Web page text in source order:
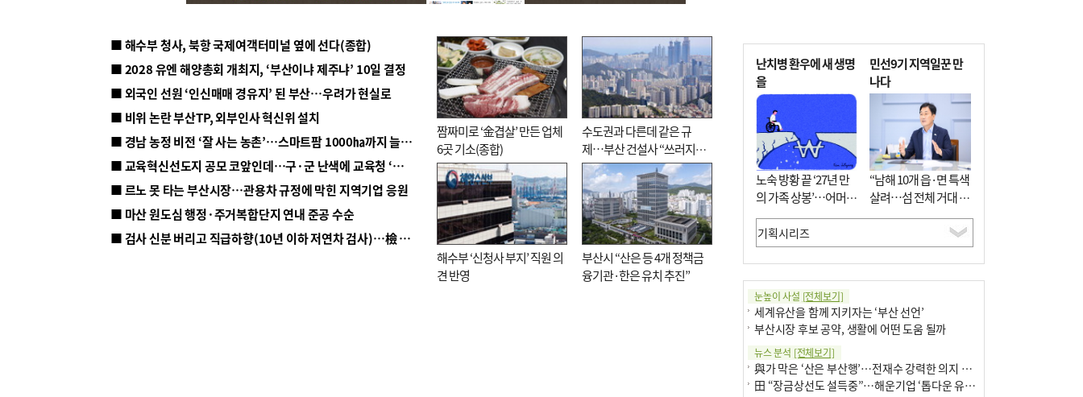
■ 해수부 청사, 북항 국제여객터미널 옆에 선다(종합)
■ 2028 유엔 해양총회 개최지, ‘부산이냐 제주냐’ 10일 결정
■ 외국인 선원 ‘인신매매 경유지’ 된 부산…우려가 현실로
■ 비위 논란 부산TP, 외부인사 혁신위 설치
■ 경남 농정 비전 ‘잘 사는 농촌’…스마트팜 1000㏊까지 늘린다
■ 교육혁신선도지 공모 코앞인데…구·군 난색에 교육청 ‘쩔쩔’
■ 르노 못 타는 부산시장…관용차 규정에 막힌 지역기업 응원
■ 마산 원도심 행정·주거복합단지 연내 준공 수순
■ 검사 신분 버리고 직급하향(10년 이하 저연차 검사)…檢 중수청행 기피
짬짜미로 ‘金겹살’ 만든 업체
6곳 기소(종합)
수도권과 다른데 같은 규
제…부산 건설사 “쓰러지기
직전”
해수부 ‘신청사 부지’ 직원 의
견 반영
부산시 “산은 등 4개 정책금
융기관·한은 유치 추진”
난치병 환우에 새 생명
을
노숙 방황 끝 ‘27년 만
의 가족 상봉’…어머니
와 행복 꿈꿔
민선9기 지역일꾼 만
나다
“남해 10개 읍·면 특색
살려…섬 전체 거대 정
원으로 조성”
눈높이 사설 [전체보기]
세계유산을 함께 지키자는 ‘부산 선언’
부산시장 후보 공약, 생활에 어떤 도움 될까
뉴스 분석 [전체보기]
與가 막은 ‘산은 부산행’…전재수 강력한 의지 표명 없인 공염불
田 “장금상선도 설득중”…해운기업 ‘톱다운 유치전’ 가속